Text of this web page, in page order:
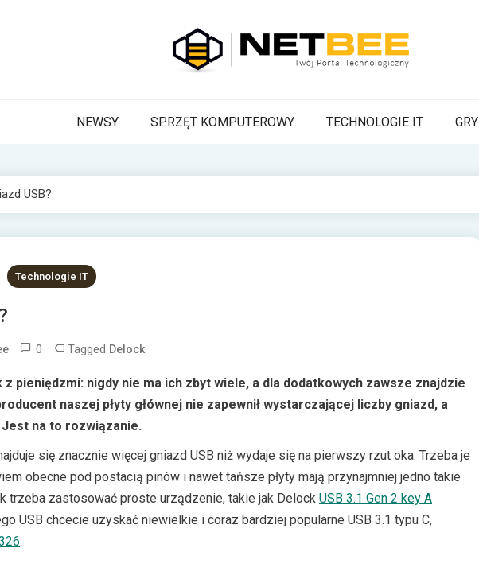
NEWSY SPRZĘT KOMPUTEROWY TECHNOLOGIE IT GRY
USB?
Technologie IT
0 Tagged Delock
pieniędzmi: nigdy nie ma ich zbyt wiele, a dla dodatkowych zawsze znajdzie
naszej płyty głównej nie zapewnił wystarczającej liczby gniazd, a
na to rozwiązanie.
się znacznie więcej gniazd USB niż wydaje się na pierwszy rzut oka. Trzeba je
obecne pod postacią pinów i nawet tańsze płyty mają przynajmniej jedno takie
trzeba zastosować proste urządzenie, takie jak Delock USB 3.1 Gen 2 key A
USB chcecie uzyskać niewielkie i coraz bardziej popularne USB 3.1 typu C,
.